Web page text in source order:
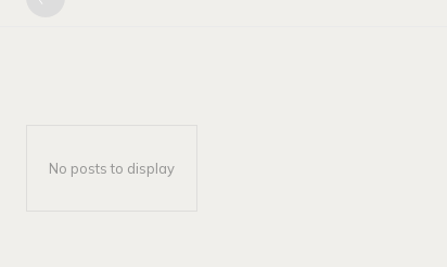
No posts to display